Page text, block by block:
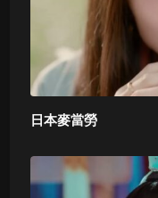
日本麥當勞